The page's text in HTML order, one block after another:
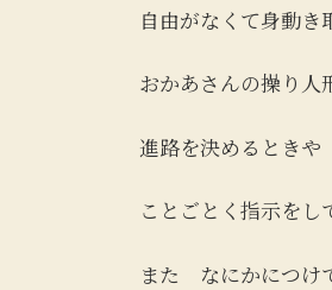
自由がなくて身動き
おかあさんの操り人
進路を決めるとき
ことごとく指示をし
また なにかにつけ